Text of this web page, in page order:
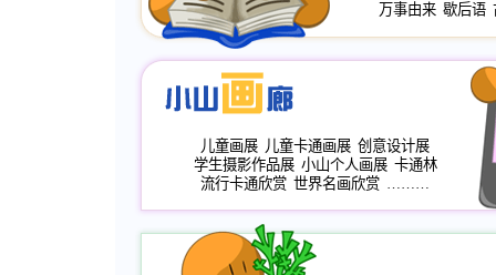
万事由来 歇后语
儿童画展 儿童卡通画展 创意设计展
学生摄影作品展 小山个人画展 卡通林
流行卡通欣赏 世界名画欣赏 ………